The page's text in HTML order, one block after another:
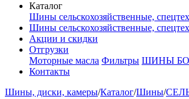
Каталог
Шины сельскохозяйственные,
Шины сельскохозяйственные,
Акции и скидки
Отгрузки
Моторные масла Фильтры ШИНЫ
Контакты
Шины, диски, камеры/Каталог/Шины/